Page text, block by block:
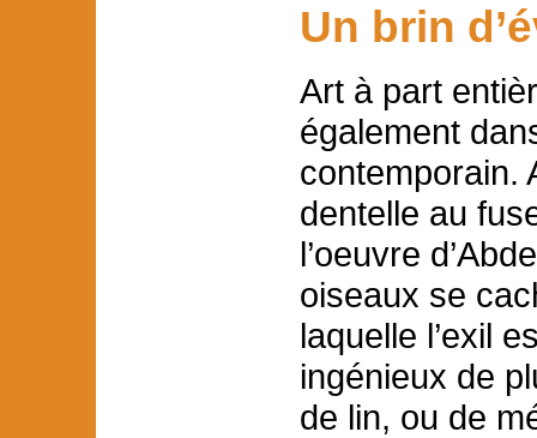
Un brin
Art à part
également
contemporain.
dentelle au
l’oeuvre
oiseaux se
laquelle l’exil
ingénieux de
de lin, ou de